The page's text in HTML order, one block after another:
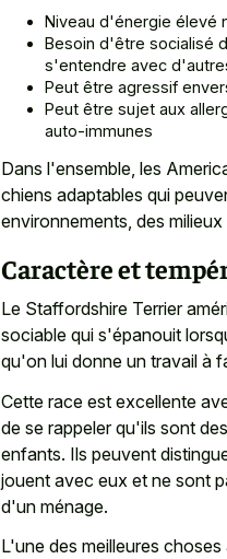
Niveau d'énergie élevé
Besoin d'être socialisé
s'entendre avec
Peut être agressif
Peut être sujet aux
auto-immunes
Dans l'ensemble, les
chiens adaptables qui
environnements, des
Caractère et
Le Staffordshire Terrier
sociable qui s'épanouit
qu'on lui donne un travail à
Cette race est excellente
de se rappeler qu'ils sont
enfants. Ils peuvent
jouent avec eux et ne sont
d'un ménage.
L'une des meilleures